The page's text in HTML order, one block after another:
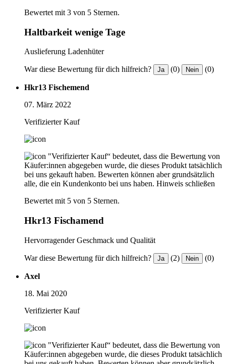
Bewertet mit 3 von 5 Sternen.
Haltbarkeit wenige Tage
Auslieferung Ladenhüter
War diese Bewertung für dich hilfreich? Ja (0) Nein (0)
Hkr13 Fischemend
07. März 2022
Verifizierter Kauf
"Verifizierter Kauf“ bedeutet, dass die Bewertung von
Käufer:innen abgegeben wurde, die dieses Produkt tatsächlich
bei uns gekauft haben. Bewerten können aber grundsätzlich
alle, die ein Kundenkonto bei uns haben. Hinweis schließen
Bewertet mit 5 von 5 Sternen.
Hkr13 Fischamend
Hervorragender Geschmack und Qualität
War diese Bewertung für dich hilfreich? Ja (2) Nein (0)
Axel
18. Mai 2020
Verifizierter Kauf
"Verifizierter Kauf“ bedeutet, dass die Bewertung von
Käufer:innen abgegeben wurde, die dieses Produkt tatsächlich